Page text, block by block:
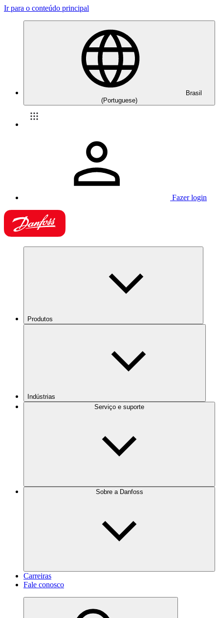
Ir para o conteúdo principal
Brasil
(Portuguese)
Fazer login
Produtos
Indústrias
Serviço e suporte
Sobre a Danfoss
Carreiras
Fale conosco